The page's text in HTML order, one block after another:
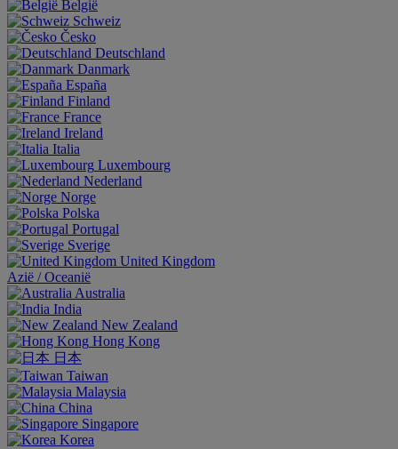
België
Schweiz
Česko
Deutschland
Danmark
España
Finland
France
Ireland
Italia
Luxembourg
Nederland
Norge
Polska
Portugal
Sverige
United Kingdom
Aziё / Oceaniё
Australia
India
New Zealand
Hong Kong
日本
Taiwan
Malaysia
China
Singapore
Korea